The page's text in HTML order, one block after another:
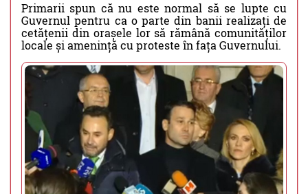
Primarii spun că nu este normal să se lupte cu
Guvernul pentru ca o parte din banii realizați de
cetățenii din orașele lor să rămână comunităților
locale și amenință cu proteste în fața Guvernului.